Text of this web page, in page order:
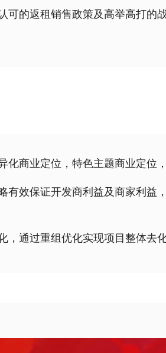
的返租销售政策及高举高打的
化商业定位，特色主题商业定位
效保证开发商利益及商家利益
，通过重组优化实现项目整体去